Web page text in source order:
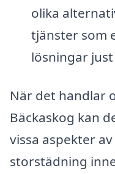
olika
tjänster som
lösningar
När det handlar
Bäckaskog kan
vissa aspekter
storstädning